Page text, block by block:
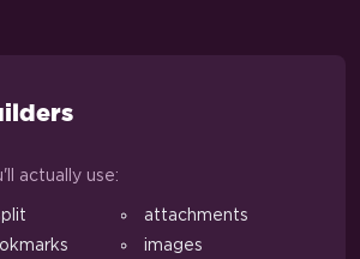
actually use:
attachments
images